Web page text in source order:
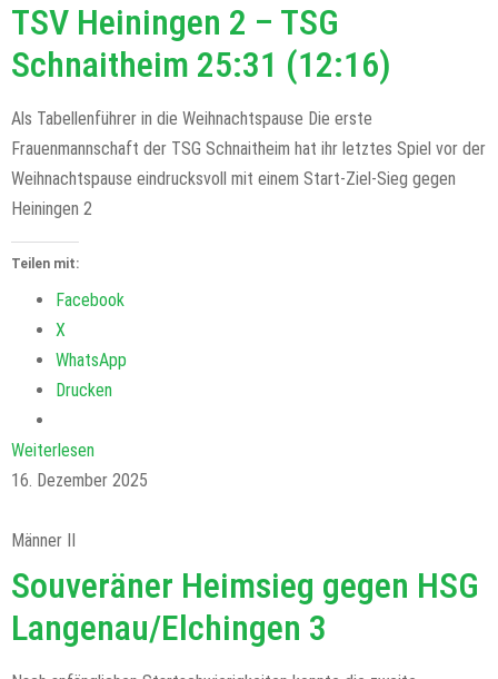
TSV Heiningen 2 – TSG
Schnaitheim 25:31 (12:16)
Als Tabellenführer in die Weihnachtspause Die erste
Frauenmannschaft der TSG Schnaitheim hat ihr letztes Spiel vor der
Weihnachtspause eindrucksvoll mit einem Start-Ziel-Sieg gegen
Heiningen 2
Teilen mit:
Facebook
X
WhatsApp
Drucken
Weiterlesen
16. Dezember 2025
Männer II
Souveräner Heimsieg gegen HSG
Langenau/Elchingen 3